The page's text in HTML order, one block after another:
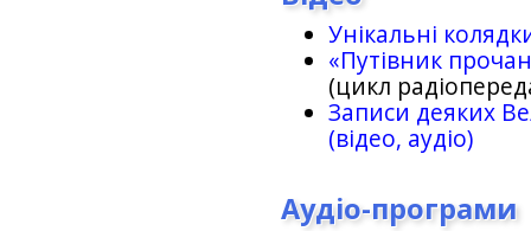
Унікальні
«Путівник
(цикл
Записи деяких
(відео, аудіо)
Аудіо-програми